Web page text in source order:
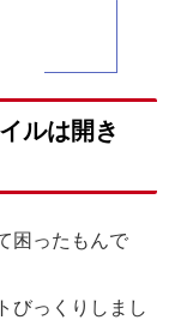
ルは開き
困ったもんで
びっくりしまし